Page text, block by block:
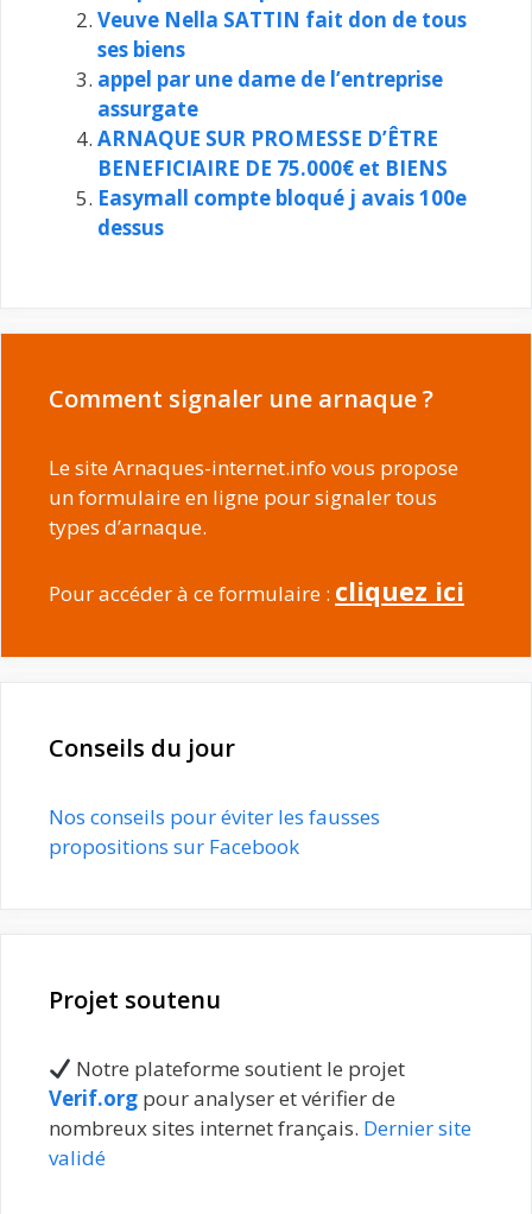
Veuve Nella SATTIN fait don de tous
ses biens
appel par une dame de l’entreprise
assurgate
ARNAQUE SUR PROMESSE D’ÊTRE
BENEFICIAIRE DE 75.000€ et BIENS
Easymall compte bloqué j avais 100e
dessus
Comment signaler une arnaque ?
Le site Arnaques-internet.info vous propose
un formulaire en ligne pour signaler tous
types d’arnaque.
Pour accéder à ce formulaire : cliquez ici
Conseils du jour
Nos conseils pour éviter les fausses
propositions sur Facebook
Projet soutenu
Notre plateforme soutient le projet
Verif.org pour analyser et vérifier de
nombreux sites internet français. Dernier site
validé